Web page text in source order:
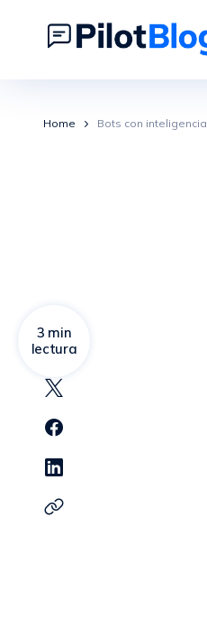
Home Bots con
3 min
lectura